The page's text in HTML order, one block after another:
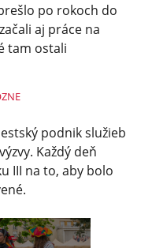
po rokoch do
aj práce na
tam ostali
podnik služieb
Každý deň
III na to, aby bolo